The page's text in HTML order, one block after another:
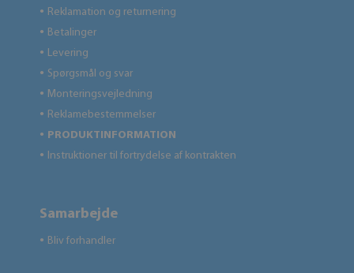
● Reklamation og returnering
● Betalinger
● Levering
● Spørgsmål og svar
● Monteringsvejledning
● Reklamebestemmelser
● PRODUKTINFORMATION
● Instruktioner til fortrydelse af kontrakten
Samarbejde
● Bliv forhandler